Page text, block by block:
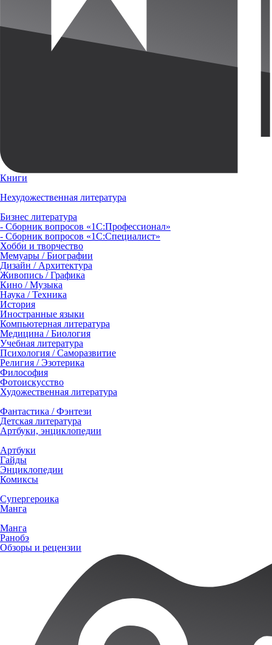
Книги
Нехудожественная литература
Бизнес литература
- Сборник вопросов «1С:Профессионал»
- Сборник вопросов «1С:Специалист»
Хобби и творчество
Мемуары / Биографии
Дизайн / Архитектура
Живопись / Графика
Кино / Музыка
Наука / Техника
История
Иностранные языки
Компьютерная литература
Медицина / Биология
Учебная литература
Психология / Саморазвитие
Религия / Эзотерика
Философия
Фотоискусство
Художественная литература
Фантастика / Фэнтези
Детская литература
Артбуки, энциклопедии
Артбуки
Гайды
Энциклопедии
Комиксы
Супергероика
Манга
Манга
Ранобэ
Обзоры и рецензии